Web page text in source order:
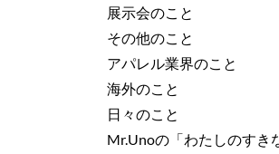
展示会のこと
その他のこと
アパレル業界のこと
海外のこと
日々のこと
Mr.Unoの「わたしのすき